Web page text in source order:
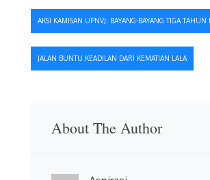
Navigasi
pos
AKSI KAMISAN UPNVJ: BAYANG-BAYANG TIGA TAHUN
JALAN BUNTU KEADILAN DARI KEMATIAN LALA
About The Author